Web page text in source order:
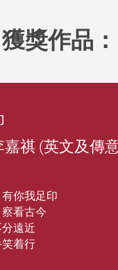
獲獎作品：
祺 (英文及傳
你我足印
看古今
遠近
着行